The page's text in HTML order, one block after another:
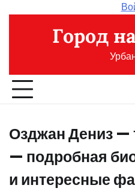
содержимомуГород
Озджан Дениз —
— подробная
и интересные